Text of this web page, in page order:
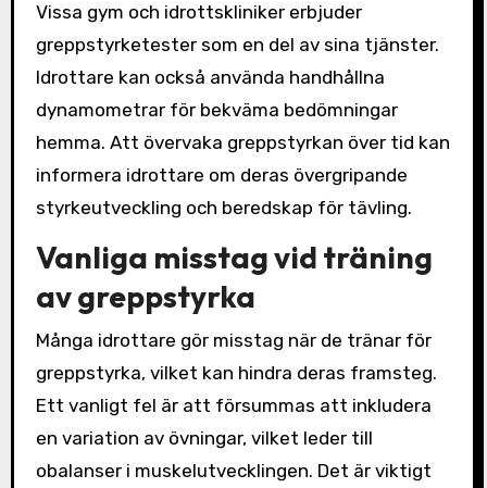
Vissa gym och idrottskliniker erbjuder
greppstyrketester som en del av sina tjänster.
Idrottare kan också använda handhållna
dynamometrar för bekväma bedömningar
hemma. Att övervaka greppstyrkan över tid kan
informera idrottare om deras övergripande
styrkeutveckling och beredskap för tävling.
Vanliga misstag vid träning
av greppstyrka
Många idrottare gör misstag när de tränar för
greppstyrka, vilket kan hindra deras framsteg.
Ett vanligt fel är att försummas att inkludera
en variation av övningar, vilket leder till
obalanser i muskelutvecklingen. Det är viktigt